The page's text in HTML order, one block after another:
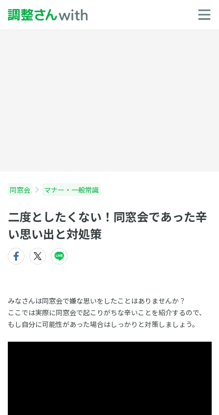
同窓会 マナー・一般常識
二度としたくない！同窓会であった辛
い思い出と対処策
みなさんは同窓会で嫌な思いをしたことはありませんか？
ここでは実際に同窓会で起こりがちな辛いことを紹介するので、
もし自分に可能性があった場合はしっかりと対策しましょう。